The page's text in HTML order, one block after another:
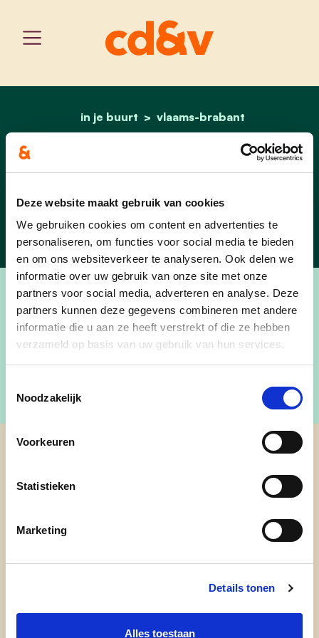
Deze website maakt gebruik van cookies
We gebruiken cookies om content en advertenties te
personaliseren, om functies voor social media te bieden
en om ons websiteverkeer te analyseren. Ook delen we
informatie over uw gebruik van onze site met onze
partners voor social media, adverteren en analyse. Deze
partners kunnen deze gegevens combineren met andere
informatie die u aan ze heeft verstrekt of die ze hebben
verzameld op basis van uw gebruik van hun services.
Noodzakelijk
Voorkeuren
Statistieken
Marketing
Details tonen
Alles toestaan
home
in je buurt vlaams-brabant
sint-genesius-rode
Sint-Genesius-
Rode
Welkom bij cd&v Sint-Genesius-Rode.